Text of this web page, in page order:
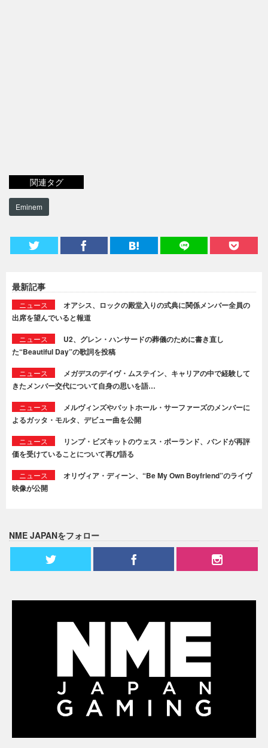
関連タグ
Eminem
最新記事
ニュース
オアシス、ロックの殿堂入りの式典に関係メンバー全員の
出席を望んでいると報道
ニュース
U2、グレン・ハンサードの葬儀のために書き直し
た“Beautiful Day”の歌詞を投稿
ニュース
メガデスのデイヴ・ムステイン、キャリアの中で経験して
きたメンバー交代について自身の思いを語…
ニュース
メルヴィンズやバットホール・サーファーズのメンバーに
よるガッタ・モルタ、デビュー曲を公開
ニュース
リンプ・ビズキットのウェス・ボーランド、バンドが再評
価を受けていることについて再び語る
ニュース
オリヴィア・ディーン、“Be My Own Boyfriend”のライヴ
映像が公開
NME JAPANをフォロー